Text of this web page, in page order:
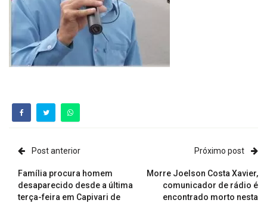
Post anterior
Família procura homem
desaparecido desde a última
terça-feira em Capivari de
Próximo post
Morre Joelson Costa Xavier,
comunicador de rádio é
encontrado morto nesta